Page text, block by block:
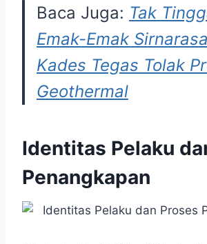
Baca Juga: Tak
Emak-Emak
Kades Tegas Tolak
Geothermal
Identitas Pelaku
Penangkapan